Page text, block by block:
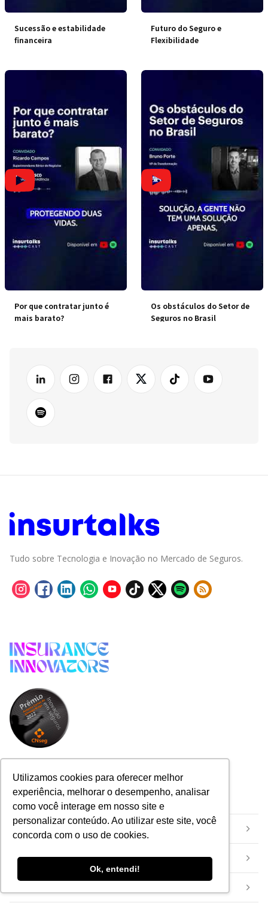
Utilizamos cookies para oferecer melhor
experiência, melhorar o desempenho, analisar
como você interage em nosso site e
personalizar conteúdo. Ao utilizar este site, você
concorda com o uso de cookies.
Ok, entendi!
Sucessão e estabilidade
financeira
Futuro do Seguro e
Flexibilidade
Por que contratar junto é
mais barato?
Os obstáculos do Setor de
Seguros no Brasil
Tudo sobre Tecnologia e Inovação no Mercado de Seguros.
Categorias
Início
Eventos